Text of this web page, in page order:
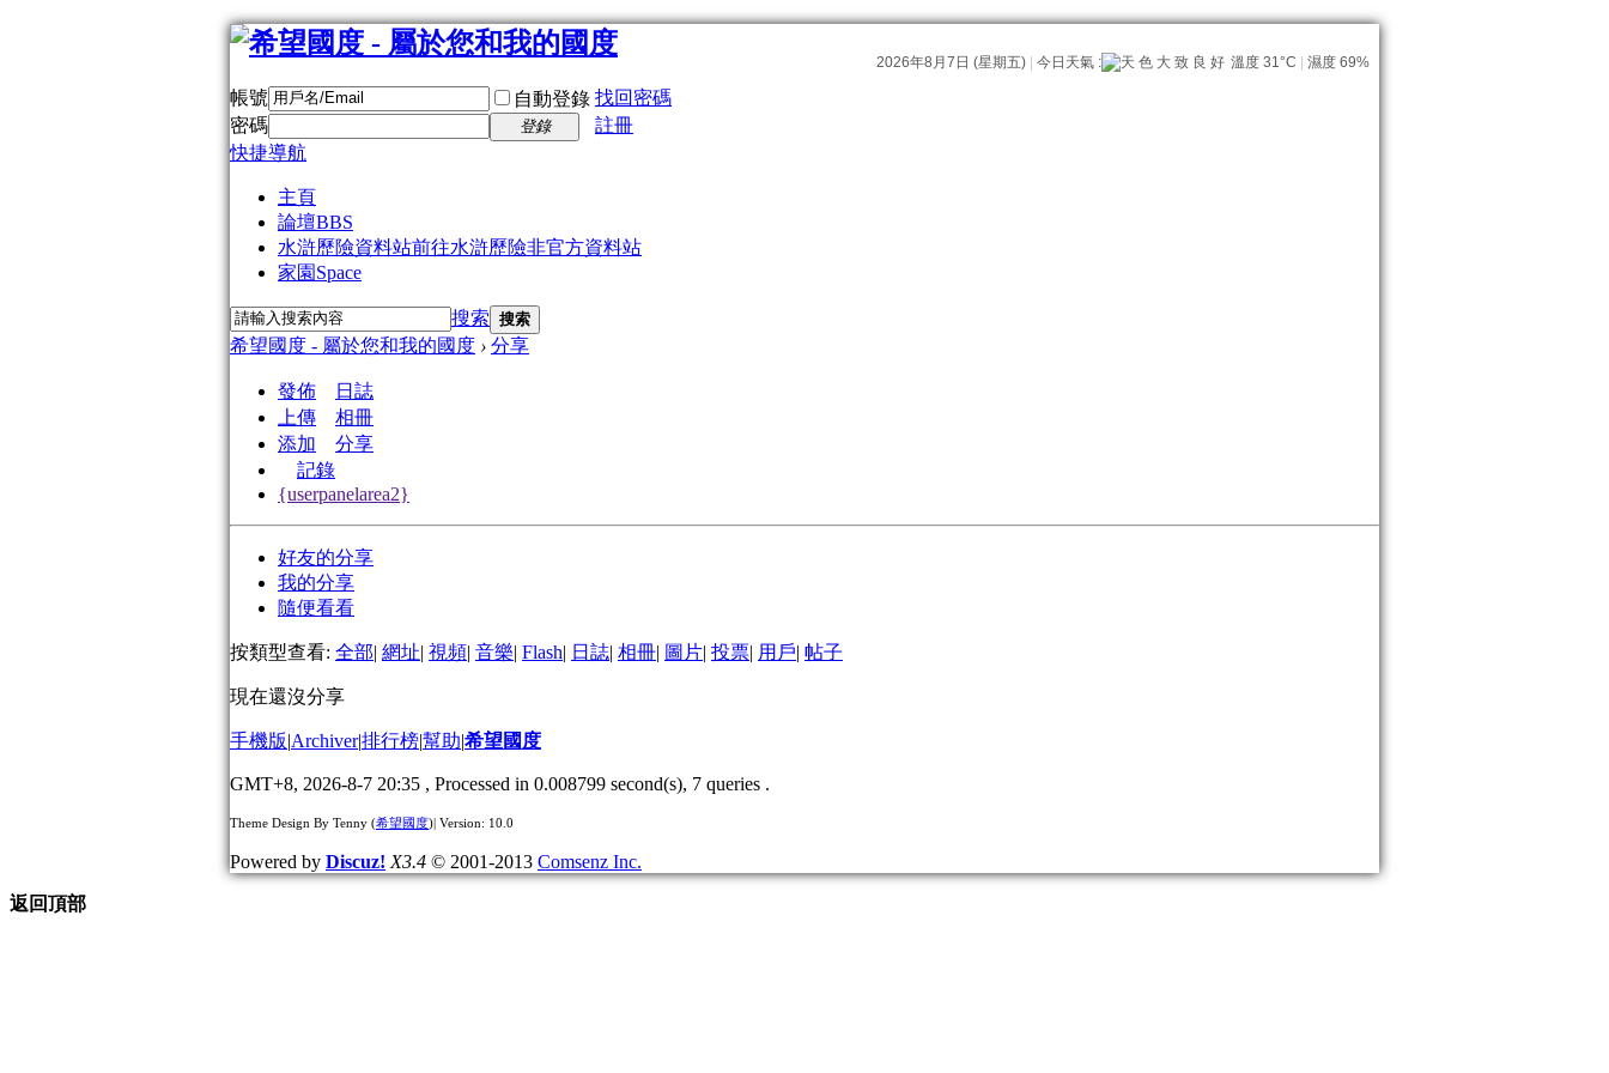
帳號 自動登錄 找回密碼
密碼
登錄
註冊
快捷導航
主頁
論壇BBS
水滸歷險資料站前往水滸歷險非官方資料站
家園 Space
搜索 搜索
希望國度 - 屬於您和我的國度 › 分享
發佈
日誌
上傳
相冊
添加
分享
記錄
{userpanelarea2}
好友的分享
我的分享
隨便看看
按類型查看: 全部| 網址| 視頻| 音樂| Flash| 日誌| 相冊| 圖片| 投票| 用戶| 帖子
現在還沒分享
手機版|Archiver|排行榜|幫助|希望國度
GMT+8, 2026-8-7 20:35 , Processed in 0.008799 second(s), 7 queries .
Theme Design By Tenny (希望國度)| Version: 10.0
Powered by Discuz! X3.4 © 2001-2013 Comsenz Inc.
返回頂部